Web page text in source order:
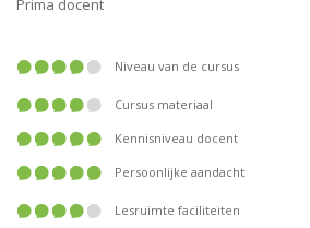
Prima docent
Niveau van de cursus
Cursus materiaal
Kennisniveau docent
Persoonlijke aandacht
Lesruimte faciliteiten